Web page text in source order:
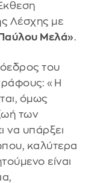
Λέσχης με
Μελά».
του
«Η
όμως
των
να υπάρξει
καλύτερα
είναι